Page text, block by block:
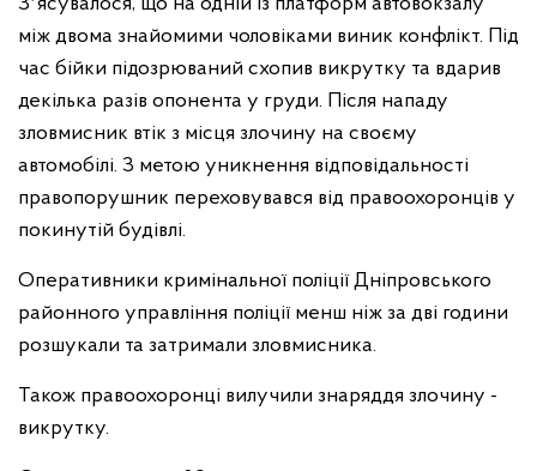
між двома знайомими чоловіками виник конфлікт. Під
час бійки підозрюваний схопив викрутку та вдарив
декілька разів опонента у груди. Після нападу
зловмисник втік з місця злочину на своєму
автомобілі. З метою уникнення відповідальності
правопорушник переховувався від правоохоронців у
покинутій будівлі.
Оперативники кримінальної поліції Дніпровського
районного управління поліції менш ніж за дві години
розшукали та затримали зловмисника.
Також правоохоронці вилучили знаряддя злочину -
викрутку.